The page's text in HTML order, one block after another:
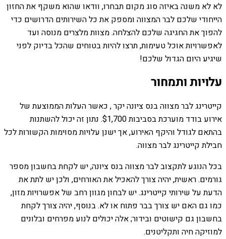
לא לא משנה באיזה סוג מקום תבחרו, וודאו שהוא משקף את החזון
הייחודי שלכם לבר המצווה ומספק את כל השירותים הדרושים כדי
להפוך את החגיגה שלכם להצלחה. מצוות מלצרים מנוסה ועד
לאפשרויות אוכל טעימות, תרצו להיות בטוחים שהכל בדיוק לפני
שיגיע היום הגדול שלכם!
עלויות ותמחור
קייטרינג לבר מצווה בנס ציונה יקר , כאשר העלות הממוצעת של
אירוע בודד מוערכת בסביבות $1,700. נתון זה יכול להשתנות
בהתאם לגודל והיקף האירוע, אך ישנן עלויות מסוימות הקשורות לכל
חבילת קייטרינג לבר מצווה.
בכל הנוגע לתקצוב לבר מצווה בנס ציונה, יש לקחת בחשבון מספר
גורמים. ראשית, יהיה צורך להאכיל את האורחים, ולכן יש לתת את
הדעת על שירותי קייטרינג. יש לבחון מגוון רחב של אפשרויות מזון,
כמו גם האם יש צורך בבר פתוח או לא. בנוסף, יהיה צורך לקחת
בחשבון גם קישוטים ובידור; אלה יכולים לנוע מפרחים ובלונים
למוזיקה חיה ותקליטנים.